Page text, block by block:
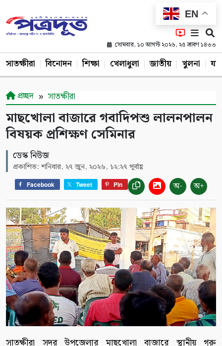
EN
সোমবার, ১০ আগস্ট ২০২৬, ২৫ শ্রাবণ ১৪৩৩
সাতক্ষীরা বিনোদন শিক্ষা খেলাধুলা জাতীয় খুলনা
প্রচ্ছদ সাতক্ষীরা
মাছখোলা বাজারে গবাদিপশু লালনপালন
বিষয়ক প্রশিক্ষণ সেমিনার
ডেস্ক নিউজ
প্রকাশিত: শনিবার, ২৭ জুন, ২০২৬, ১২:২৭ পূর্বাহ্ণ
Facebook Tweet Pin অ- অ+
সাতক্ষীরা সদর উপজেলার মাছখোলা বাজারে স্থানীয় গরু